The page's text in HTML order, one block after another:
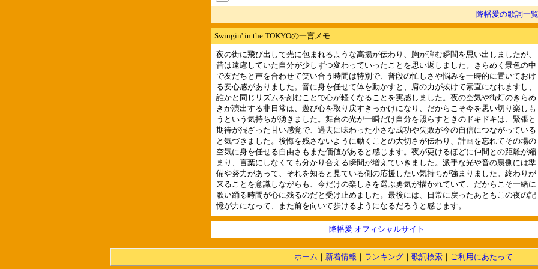
降幡愛の歌詞一覧
Swingin' in the TOKYOの一言メモ
夜の街に飛び出して光に包まれるような高揚が伝わり、胸が弾む瞬間を思い出しましたが、
昔は遠慮していた自分が少しずつ変わっていったことを思い返しました。きらめく景色の中
で友だちと声を合わせて笑い合う時間は特別で、普段の忙しさや悩みを一時的に置いておけ
る安心感がありました。音に身を任せて体を動かすと、肩の力が抜けて素直になれますし、
誰かと同じリズムを刻むことで心が軽くなることを実感しました。夜の空気や街灯のきらめ
きが演出する非日常は、遊び心を取り戻すきっかけになり、だからこそ今を思い切り楽しも
うという気持ちが湧きました。舞台の光が一瞬だけ自分を照らすときのドキドキは、緊張と
期待が混ざった甘い感覚で、過去に味わった小さな成功や失敗が今の自信につながっている
と気づきました。後悔を残さないように動くことの大切さが伝わり、計画を忘れてその場の
空気に身を任せる自由さもまた価値があると感じます。夜が更けるほどに仲間との距離が縮
まり、言葉にしなくても分かり合える瞬間が増えていきました。派手な光や音の裏側には準
備や努力があって、それを知ると見ている側の応援したい気持ちが強まりました。終わりが
来ることを意識しながらも、今だけの楽しさを選ぶ勇気が描かれていて、だからこそ一緒に
歌い踊る時間が心に残るのだと受け止めました。最後には、日常に戻ったあともこの夜の記
憶が力になって、また前を向いて歩けるようになるだろうと感じます。
降幡愛 オフィシャルサイト
ホーム ｜ 新着情報 ｜ ランキング ｜ 歌詞検索 ｜ ご利用にあたって